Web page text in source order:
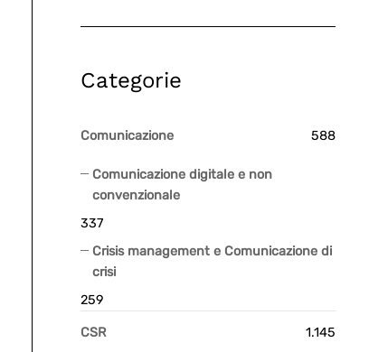
Categorie
Comunicazione 588
Comunicazione digitale e non
convenzionale
337
Crisis management e Comunicazione di
crisi
259
CSR 1.145